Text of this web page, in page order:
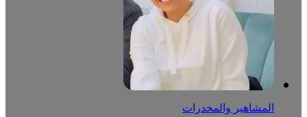
المشاهير والمخدرات